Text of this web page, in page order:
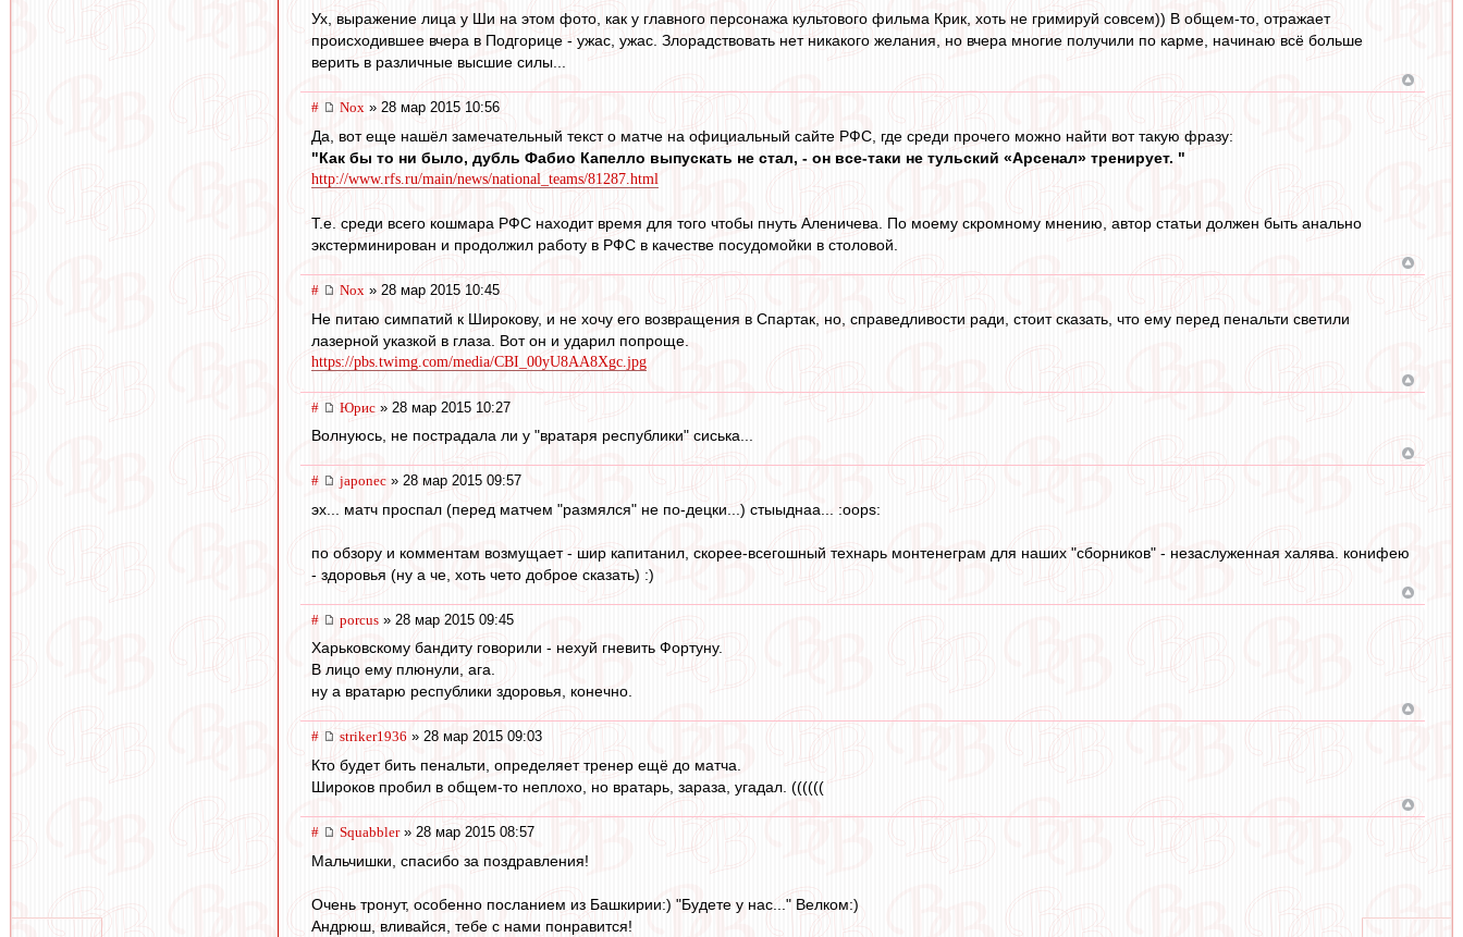
Ух, выражение лица у Ши на этом фото, как у главного персонажа культового фильма Крик, хоть не гримируй совсем)) В общем-то, отражает
происходившее вчера в Подгорице - ужас, ужас. Злорадствовать нет никакого желания, но вчера многие получили по карме, начинаю всё больше
верить в различные высшие силы...
# Nox » 28 мар 2015 10:56
Да, вот еще нашёл замечательный текст о матче на официальный сайте РФС, где среди прочего можно найти вот такую фразу:
"Как бы то ни было, дубль Фабио Капелло выпускать не стал, - он все-таки не тульский «Арсенал» тренирует. "
http://www.rfs.ru/main/news/national_teams/81287.html
Т.е. среди всего кошмара РФС находит время для того чтобы пнуть Аленичева. По моему скромному мнению, автор статьи должен быть анально
экстерминирован и продолжил работу в РФС в качестве посудомойки в столовой.
# Nox » 28 мар 2015 10:45
Не питаю симпатий к Широкову, и не хочу его возвращения в Спартак, но, справедливости ради, стоит сказать, что ему перед пенальти светили
лазерной указкой в глаза. Вот он и ударил попроще.
https://pbs.twimg.com/media/CBI_00yU8AA8Xgc.jpg
# Юрис » 28 мар 2015 10:27
Волнуюсь, не пострадала ли у "вратаря республики" сиська...
# japonec » 28 мар 2015 09:57
эх... матч проспал (перед матчем "размялся" не по-децки...) стыыднаа... :oops:
по обзору и комментам возмущает - шир капитанил, скорее-всегошный технарь монтенеграм для наших "сборников" - незаслуженная халява. конифею
- здоровья (ну а че, хоть чето доброе сказать) :)
# porcus » 28 мар 2015 09:45
Харьковскому бандиту говорили - нехуй гневить Фортуну.
В лицо ему плюнули, ага.
ну а вратарю республики здоровья, конечно.
# striker1936 » 28 мар 2015 09:03
Кто будет бить пенальти, определяет тренер ещё до матча.
Широков пробил в общем-то неплохо, но вратарь, зараза, угадал. ((((((
# Squabbler» 28 мар 2015 08:57
Мальчишки, спасибо за поздравления!
Очень тронут, особенно посланием из Башкирии:) "Будете у нас..." Велком:)
Андрюш, вливайся, тебе с нами понравится!